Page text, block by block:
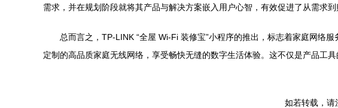
需求，并在规划阶段就将其产品与解决方案嵌入用户心智，有效促进了从需求到
总而言之，TP-LINK “全屋 Wi-Fi 装修宝”小程序的推出，标志着家庭网络
定制的高品质家庭无线网络，享受畅快无缝的数字生活体验。这不仅是产品工
如若转载，请